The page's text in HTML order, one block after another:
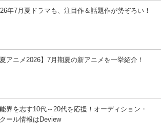
年7月夏ドラマも、注目作＆話題作が勢ぞろい！
夏アニメ2026】7月期夏の新アニメを一挙紹介！
界を志す10代～20代を応援！オーディション・
ール情報はDeview